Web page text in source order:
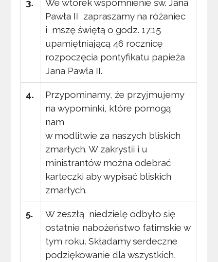
3.
We wtorek wspomnienie św. Jana
Pawła II zapraszamy na różaniec
i mszę świętą o godz. 17:15
upamiętniającą 46 rocznicę
rozpoczęcia pontyfikatu papieża
Jana Pawła II.
4.
Przypominamy, że przyjmujemy
na wypominki, które pomogą
nam
w modlitwie za naszych bliskich
zmarłych. W zakrystii i u
ministrantów można odebrać
karteczki aby wypisać bliskich
zmarłych.
5.
W zeszłą niedzielę odbyło się
ostatnie nabożeństwo fatimskie w
tym roku. Składamy serdeczne
podziękowanie dla wszystkich,